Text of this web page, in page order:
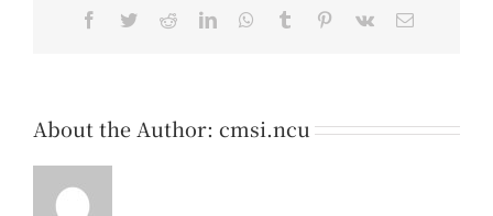
Facebook
TwitterRedditLinkedInWhatsApp
Tumblr Pinterest
Vk Email
About the Author: cmsi.ncu